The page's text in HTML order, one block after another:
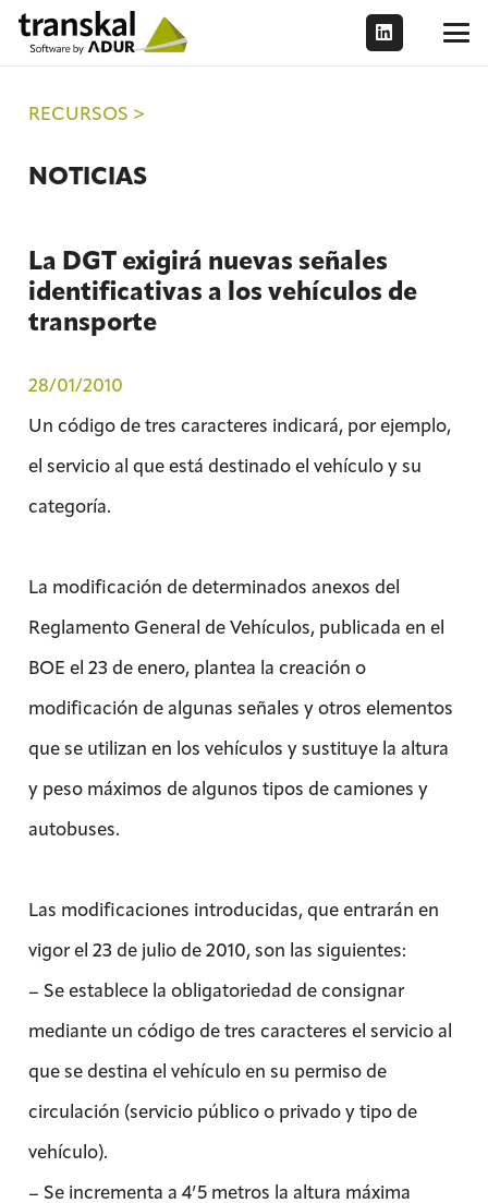
RECURSOS >
NOTICIAS
La DGT exigirá nuevas señales
identificativas a los vehículos de
transporte
28/01/2010
Un código de tres caracteres indicará, por ejemplo,
el servicio al que está destinado el vehículo y su
categoría.
La modificación de determinados anexos del
Reglamento General de Vehículos, publicada en el
BOE el 23 de enero, plantea la creación o
modificación de algunas señales y otros elementos
que se utilizan en los vehículos y sustituye la altura
y peso máximos de algunos tipos de camiones y
autobuses.
Las modificaciones introducidas, que entrarán en
vigor el 23 de julio de 2010, son las siguientes:
– Se establece la obligatoriedad de consignar
mediante un código de tres caracteres el servicio al
que se destina el vehículo en su permiso de
circulación (servicio público o privado y tipo de
vehículo).
– Se incrementa a 4’5 metros la altura máxima